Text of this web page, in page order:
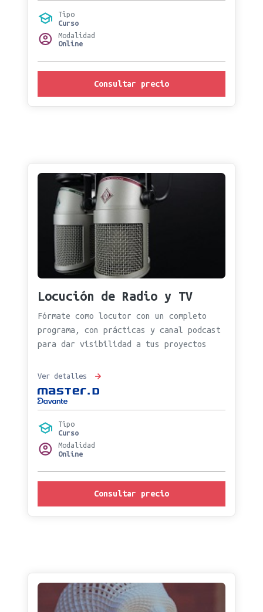
Tipo
Curso
Modalidad
Online
Consultar precio
Locución de Radio y TV
Fórmate como locutor con un completo
programa, con prácticas y canal podcast
para dar visibilidad a tus proyectos
Ver detalles
Tipo
Curso
Modalidad
Online
Consultar precio